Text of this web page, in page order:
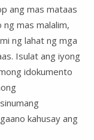
ang mas mataas
ng mas malalim,
ng lahat ng mga
Isulat ang iyong
idokumento
kahusay ang